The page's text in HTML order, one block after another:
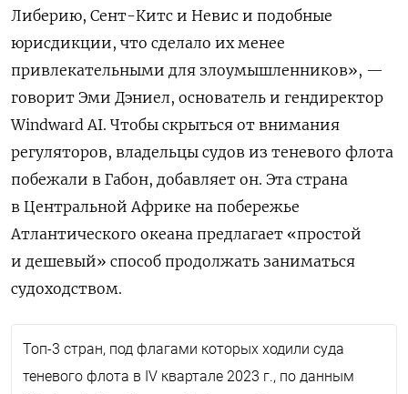
Либерию, Сент-Китс и Невис и подобные
юрисдикции, что сделало их менее
привлекательными для злоумышленников», —
говорит Эми Дэниел, основатель и гендиректор
Windward AI. Чтобы скрыться от внимания
регуляторов, владельцы судов из теневого флота
побежали в Габон, добавляет он. Эта страна
в Центральной Африке на побережье
Атлантического океана предлагает «простой
и дешевый» способ продолжать заниматься
судоходством.
Топ-3 стран, под флагами которых ходили суда
теневого флота в IV квартале 2023 г., по данным